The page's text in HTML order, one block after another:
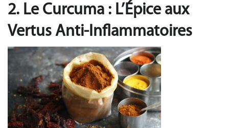
2. Le Curcuma : L’Épice aux
Vertus Anti-Inflammatoires